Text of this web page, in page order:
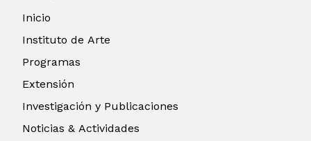
Inicio
Instituto de Arte
Programas
Extensión
Investigación y Publicaciones
Noticias & Actividades